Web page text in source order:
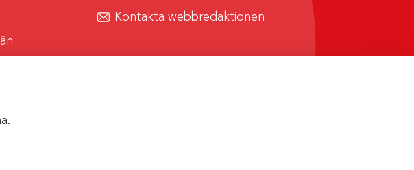
Kontakta webbredaktionen